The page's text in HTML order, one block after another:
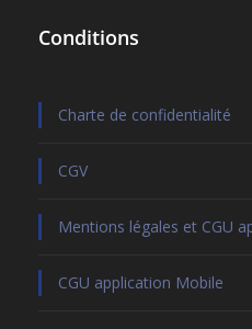
Conditions
Charte de confidentialité
CGV
Mentions légales et CGU
CGU application Mobile